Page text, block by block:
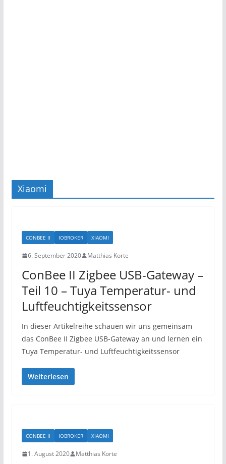
Xiaomi
CONBEE II IOBROKER XIAOMI
6. September 2020 Matthias Korte
ConBee II Zigbee USB-Gateway –
Teil 10 – Tuya Temperatur- und
Luftfeuchtigkeitssensor
In dieser Artikelreihe schauen wir uns gemeinsam
das ConBee II Zigbee USB-Gateway an und lernen ein
Tuya Temperatur- und Luftfeuchtigkeitssensor
Weiterlesen
CONBEE II IOBROKER XIAOMI
1. August 2020 Matthias Korte